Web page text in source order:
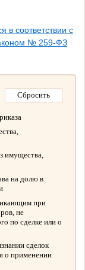
в соответствии с
№ 259-ФЗ
имущества,
на долю в
при
не
по сделке или о
сделок
о применении